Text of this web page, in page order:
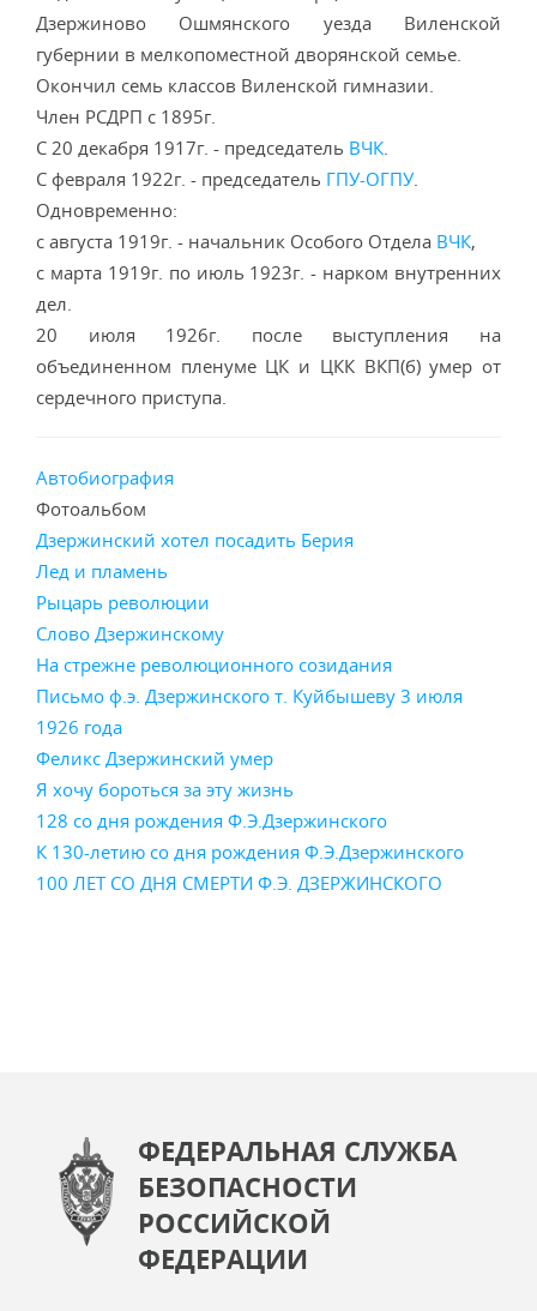
Дзержиново Ошмянского уезда Виленской
губернии в мелкопоместной дворянской семье.
Окончил семь классов Виленской гимназии.
Член РСДРП с 1895г.
С 20 декабря 1917г. - председатель ВЧК.
С февраля 1922г. - председатель ГПУ-ОГПУ.
Одновременно:
с августа 1919г. - начальник Особого Отдела ВЧК,
с марта 1919г. по июль 1923г. - нарком внутренних
дел.
20 июля 1926г. после выступления на
объединенном пленуме ЦК и ЦКК ВКП(б) умер от
сердечного приступа.
Автобиография
Фотоальбом
Дзержинский хотел посадить Берия
Лед и пламень
Рыцарь революции
Слово Дзержинскому
На стрежне революционного созидания
Письмо ф.э. Дзержинского т. Куйбышеву 3 июля
1926 года
Феликс Дзержинский умер
Я хочу бороться за эту жизнь
128 со дня рождения Ф.Э.Дзержинского
К 130-летию со дня рождения Ф.Э.Дзержинского
100 ЛЕТ СО ДНЯ СМЕРТИ Ф.Э. ДЗЕРЖИНСКОГО
ФЕДЕРАЛЬНАЯ СЛУЖБА
БЕЗОПАСНОСТИ
РОССИЙСКОЙ
ФЕДЕРАЦИИ